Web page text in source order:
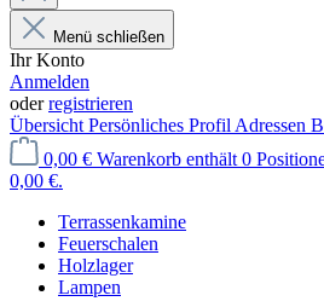
Menü schließen
Ihr Konto
Anmelden
oderregistrieren
Übersicht Persönliches Profil Adressen
0,00 € Warenkorb enthält 0
0,00 €.
Terrassenkamine
Feuerschalen
Holzlager
Lampen